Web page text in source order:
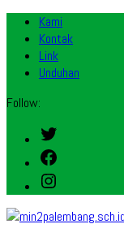
Kami
Kontak
Link
Unduhan
Follow:
Twitter
Facebook
Instagram